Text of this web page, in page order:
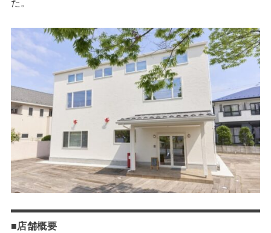
た。
■店舗概要